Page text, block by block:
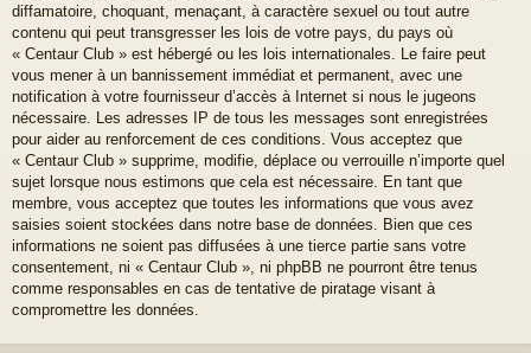
diffamatoire, choquant, menaçant, à caractère sexuel ou tout autre
contenu qui peut transgresser les lois de votre pays, du pays où
« Centaur Club » est hébergé ou les lois internationales. Le faire peut
vous mener à un bannissement immédiat et permanent, avec une
notification à votre fournisseur d’accès à Internet si nous le jugeons
nécessaire. Les adresses IP de tous les messages sont enregistrées
pour aider au renforcement de ces conditions. Vous acceptez que
« Centaur Club » supprime, modifie, déplace ou verrouille n’importe quel
sujet lorsque nous estimons que cela est nécessaire. En tant que
membre, vous acceptez que toutes les informations que vous avez
saisies soient stockées dans notre base de données. Bien que ces
informations ne soient pas diffusées à une tierce partie sans votre
consentement, ni « Centaur Club », ni phpBB ne pourront être tenus
comme responsables en cas de tentative de piratage visant à
compromettre les données.